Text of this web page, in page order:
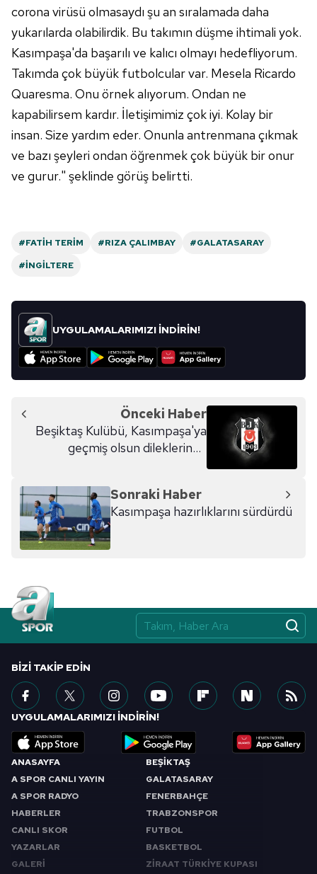
corona virüsü olmasaydı şu an sıralamada daha
yukarılarda olabilirdik. Bu takımın düşme ihtimali yok.
Kasımpaşa'da başarılı ve kalıcı olmayı hedefliyorum.
Takımda çok büyük futbolcular var. Mesela Ricardo
Quaresma. Onu örnek alıyorum. Ondan ne
kapabilirsem kardır. İletişimimiz çok iyi. Kolay bir
insan. Size yardım eder. Onunla antrenmana çıkmak
ve bazı şeyleri ondan öğrenmek çok büyük bir onur
ve gurur." şeklinde görüş belirtti.
#FATIH TERIM #RIZA ÇALIMBAY
#GALATASARAY
#İNGILTERE
UYGULAMALARIMIZI İNDİRİN!
Önceki Haber
Beşiktaş Kulübü, Kasımpaşa'ya
geçmiş olsun dileklerinde
Sonraki Haber
Kasımpaşa hazırlıklarını sürdürdü
ANASAYFA
A SPOR CANLI YAYIN
A SPOR RADYO
HABERLER
CANLI SKOR
YAZARLAR
GALERİ
BEŞİKTAŞ
GALATASARAY
FENERBAHÇE
TRABZONSPOR
FUTBOL
BASKETBOL
ZİRAAT TÜRKİYE KUPASI
BIZI TAKIP EDIN
UYGULAMALARIMIZI İNDİRİN!